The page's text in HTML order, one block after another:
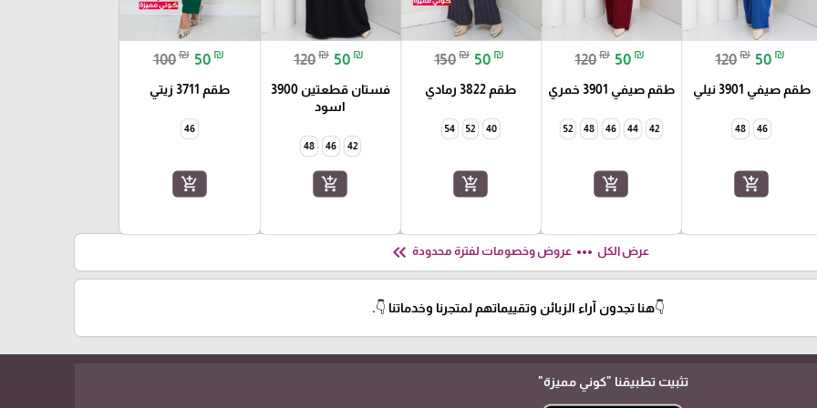
120₪ 50 ₪
طقم صيفي 3901 نيلي
46
48
add_shopping_cart
120₪ 50 ₪
طقم صيفي 3901 خمري
42
44
46
48
52
add_shopping_cart
150₪ 50 ₪
طقم 3822 رمادي
40
52
54
add_shopping_cart
120₪ 50 ₪
فستان قطعتين 3900
اسود
42
46
48
add_shopping_cart
100₪ 50 ₪
طقم 3711 زيتي
46
add_shopping_cart
عرض الكل more_horiz عروض وخصومات لفترة محدودة keyboard_double_arrow_left
👇هنا تجدون آراء الزبائن وتقييماتهم لمتجرنا وخدماتنا 👇.
تثبيت تطبيقنا "كوني مميزة"